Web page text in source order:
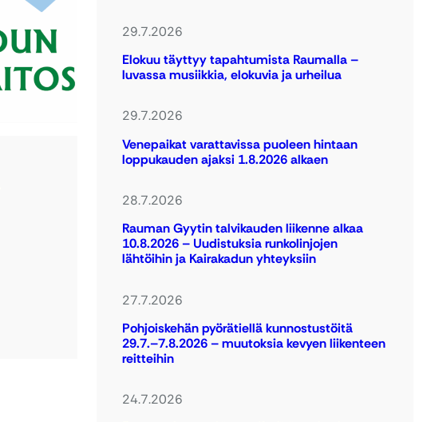
29.7.2026
Elokuu täyttyy tapahtumista Raumalla –
luvassa musiikkia, elokuvia ja urheilua
29.7.2026
Venepaikat varattavissa puoleen hintaan
loppukauden ajaksi 1.8.2026 alkaen
28.7.2026
Rauman Gyytin talvikauden liikenne alkaa
10.8.2026 – Uudistuksia runkolinjojen
lähtöihin ja Kairakadun yhteyksiin
27.7.2026
Pohjoiskehän pyörätiellä kunnostustöitä
29.7.–7.8.2026 – muutoksia kevyen liikenteen
reitteihin
24.7.2026